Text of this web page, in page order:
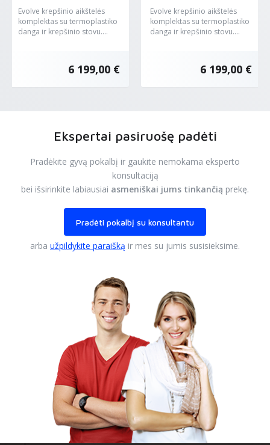
Evolve krepšinio aikštelės
komplektas su termoplastiko
danga ir krepšinio stovu....
6 199,00 €
Evolve krepšinio aikštelės
komplektas su termoplastiko
danga ir krepšinio stovu....
6 199,00 €
Ekspertai pasiruošę padėti
Pradėkite gyvą pokalbį ir gaukite nemokama eksperto
konsultaciją
bei išsirinkite labiausiai asmeniškai jums tinkančią prekę.
Pradėti pokalbį su konsultantu
arba užpildykite paraišką ir mes su jumis susisieksime.